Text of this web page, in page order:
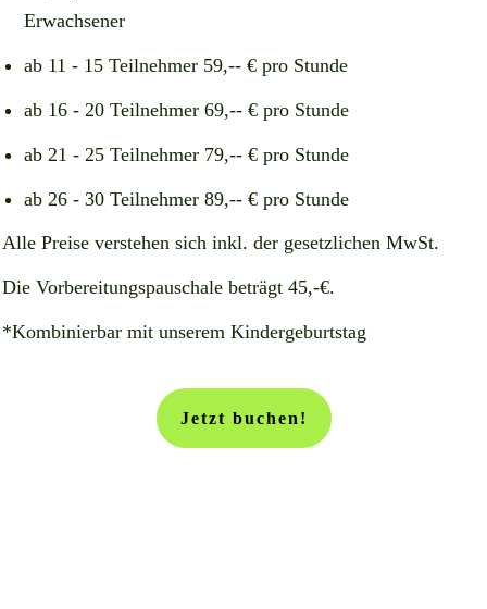
Erwachsener
ab 11 - 15 Teilnehmer 59,-- € pro Stunde
ab 16 - 20 Teilnehmer 69,-- € pro Stunde
ab 21 - 25 Teilnehmer 79,-- € pro Stunde
ab 26 - 30 Teilnehmer 89,-- € pro Stunde
Alle Preise verstehen sich inkl. der gesetzlichen MwSt.
Die Vorbereitungspauschale beträgt 45,-€.
*Kombinierbar mit unserem Kindergeburtstag
Jetzt buchen!